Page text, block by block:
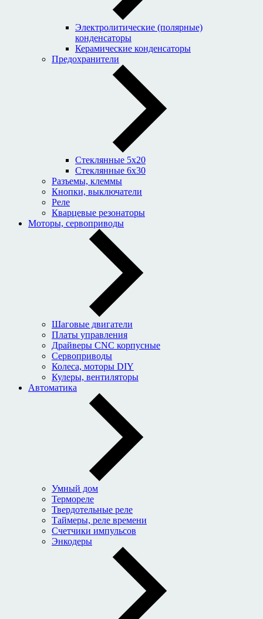
Электролитические (полярные)
конденсаторы
Керамические конденсаторы
Предохранители
Стеклянные 5x20
Стеклянные 6x30
Разъемы, клеммы
Кнопки, выключатели
Реле
Кварцевые резонаторы
Моторы, сервоприводы
Шаговые двигатели
Платы управления
Драйверы CNC корпусные
Сервоприводы
Колеса, моторы DIY
Кулеры, вентиляторы
Автоматика
Умный дом
Термореле
Твердотельные реле
Таймеры, реле времени
Счетчики импульсов
Энкодеры